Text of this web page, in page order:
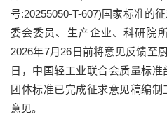
号:20255050-T-607)国家标准的
委会委员、生产企业、科研院
2026年7月26日前将意见反馈至
日，中国轻工业联合会质量标准
团体标准已完成征求意见稿编
意见。